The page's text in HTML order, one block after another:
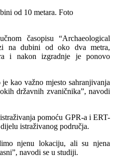
od 10 metara. Foto
časopisu “Archaeological
na dubini od oko dva metra,
i nakon izgradnje je ponovo
kao važno mjesto sahranjivanja
državnih zvaničnika”, navodi
pomoću GPR-a i ERT-
istraživanog područja.
njenu lokaciju, ali su njena
navodi se u studiji.